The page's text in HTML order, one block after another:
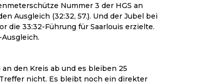
Nummer 3 der HGS an
Ausgleich (32:32, 57.). Und der Jubel bei
die 33:32-Führung für Saarlouis erzielte.
den Kreis ab und es bleiben 25
nicht. Es bleibt noch ein direkter